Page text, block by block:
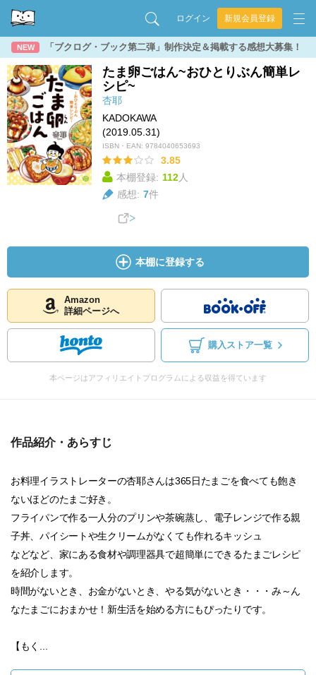
ログイン 新規会員登録
NEW 「ブクログ・ブック第二弾」制作決定＆掲載する感想大募集！
たま卵ごはん~おひとりぶん簡単レ
シピ~
杏耶
KADOKAWA
(2019.05.31)
ISBN・EAN: 9784040653693
3.85
本棚登録: 112人
感想: 7件
本棚に登録する
Amazon
詳細ページへ
購入ストア一覧
本ページはアフィリエイトプログラムによる収益を得ています
作品紹介・あらすじ
お料理イラストレーターの杏耶さんは365日たまごを食べても飽き
ないほどのたまご好き。
フライパンで作る一人分のプリンや茶碗蒸し、電子レンジで作る親
子丼、パイシートや生クリームがなくても作れるキッシュ
などなど、家にある食材や調理器具で超簡単にできるたまごレシピ
を紹介します。
時間がないとき、お金がないとき、やる気がないとき・・・み～ん
なたまごにおまかせ！新生活を始める方にもぴったりです。
【もく...